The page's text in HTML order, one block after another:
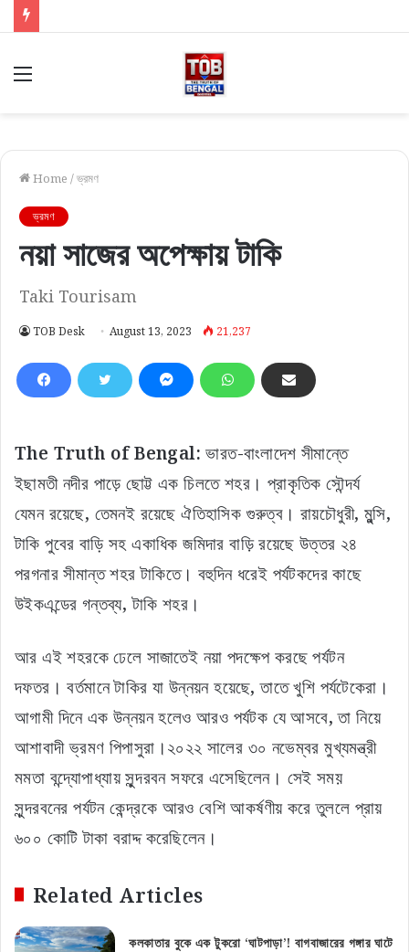
Menu
Home /ভ্রমণ
ভ্রমণ
নয়া সাজের অপেক্ষায় টাকি
Taki Tourisam
TOB Desk August 13, 2023 21,237
The Truth of Bengal: ভারত-বাংলাদেশ সীমান্তে
ইছামতী নদীর পাড়ে ছোট্ট এক চিলতে শহর। প্রাকৃতিক সৌন্দর্য
যেমন রয়েছে, তেমনই রয়েছে ঐতিহাসিক গুরুত্ব। রায়চৌধুরী, মুন্সি,
টাকি পুবের বাড়ি সহ একাধিক জমিদার বাড়ি রয়েছে উত্তর ২৪
পরগনার সীমান্ত শহর টাকিতে। বহুদিন ধরেই পর্যটকদের কাছে
উইকএন্ডের গন্তব্য, টাকি শহর।
আর এই শহরকে ঢেলে সাজাতেই নয়া পদক্ষেপ করছে পর্যটন
দফতর। বর্তমানে টাকির যা উন্নয়ন হয়েছে, তাতে খুশি পর্যটেকেরা।
আগামী দিনে এক উন্নয়ন হলেও আরও পর্যটক যে আসবে, তা নিয়ে
আশাবাদী ভ্রমণ পিপাসুরা।২০২২ সালের ৩০ নভেম্বর মুখ্যমন্ত্রী
মমতা বন্দ্যোপাধ্যায় সুন্দরবন সফরে এসেছিলেন। সেই সময়
সুন্দরবনের পর্যটন কেন্দ্রকে আরও বেশি আকর্ষণীয় করে তুললে প্রায়
৬০০ কোটি টাকা বরাদ্দ করেছিলেন।
Related Articles
কলকাতার বুকে এক টুকরো ‘ঘাটপাড়া’! বাগবাজারের গঙ্গার ঘাটে